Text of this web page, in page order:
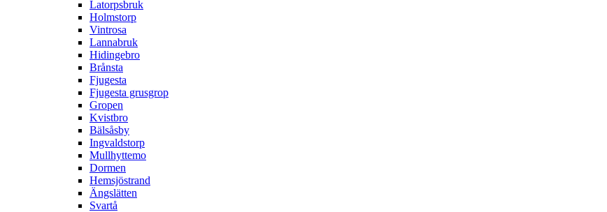
Latorpsbruk
Holmstorp
Vintrosa
Lannabruk
Hidingebro
Brånsta
Fjugesta
Fjugesta grusgrop
Gropen
Kvistbro
Bälsåsby
Ingvaldstorp
Mullhyttemo
Dormen
Hemsjöstrand
Ängslätten
Svartå